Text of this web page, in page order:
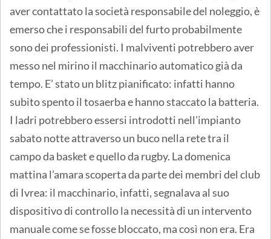
aver contattato la società responsabile del noleggio, è
emerso che i responsabili del furto probabilmente
sono dei professionisti. I malviventi potrebbero aver
messo nel mirino il macchinario automatico già da
tempo. E’ stato un blitz pianificato: infatti hanno
subito spento il tosaerba e hanno staccato la batteria.
I ladri potrebbero essersi introdotti nell'impianto
sabato notte attraverso un buco nella rete tra il
campo da basket e quello da rugby. La domenica
mattina l’amara scoperta da parte dei membri del club
di Ivrea: il macchinario, infatti, segnalava al suo
dispositivo di controllo la necessità di un intervento
manuale come se fosse bloccato, ma così non era. Era